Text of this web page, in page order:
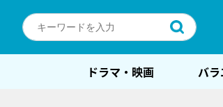
ドラマ・映画 バラ